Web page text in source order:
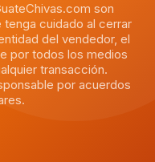
son
cuidado al cerrar
del vendedor, el
por todos los medios
transacción.
por acuerdos